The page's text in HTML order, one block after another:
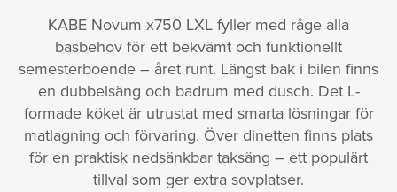
KABE Novum x750 LXL fyller med råge alla
basbehov för ett bekvämt och funktionellt
semesterboende – året runt. Längst bak i bilen finns
en dubbelsäng och badrum med dusch. Det L­
formade köket är utrustat med smarta lösningar för
matlagning och förvaring. Över dinetten finns plats
för en praktisk nedsänkbar taksäng – ett populärt
tillval som ger extra sovplatser.